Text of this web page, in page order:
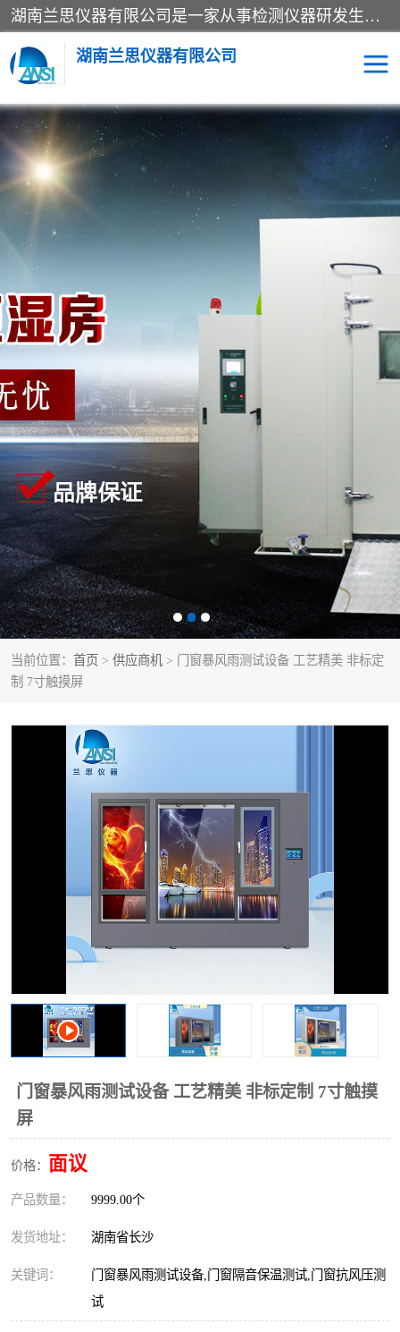
湖南兰思仪器有限公司是一家从事检测仪器研发生产销售和维修保养服务的综合型企业，产品符合国际标准可按需定制专业售前售后工程师，主要有门窗性能体验箱、门窗隔音展示箱、恒温恒湿试验箱、步入式恒温恒湿房、高低温试验箱、老化试验箱、老化试验房、恒温恒湿培养箱、水泥标准养护试验箱、电热鼓风干燥试验箱、真空干燥箱、工业烤箱、盐雾腐蚀试验箱等。
湖南兰思仪器有限公司
当前位置： 首页 > 供应商机 > 门窗暴风雨测试设备 工艺精美 非标定
制 7寸触摸屏
门窗暴风雨测试设备 工艺精美 非标定制 7寸触摸
屏
价格： 面议
产品数量： 9999.00个
发货地址： 湖南省长沙
关键词：
门窗暴风雨测试设备,门窗隔音保温测试,门窗抗风压测
试
老化房 恒温恒湿试验箱
工业烘箱 门窗体验箱